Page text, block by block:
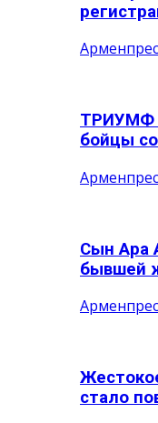
ТРИУМФ
бойцы
Сын Ара
бывшей
стало